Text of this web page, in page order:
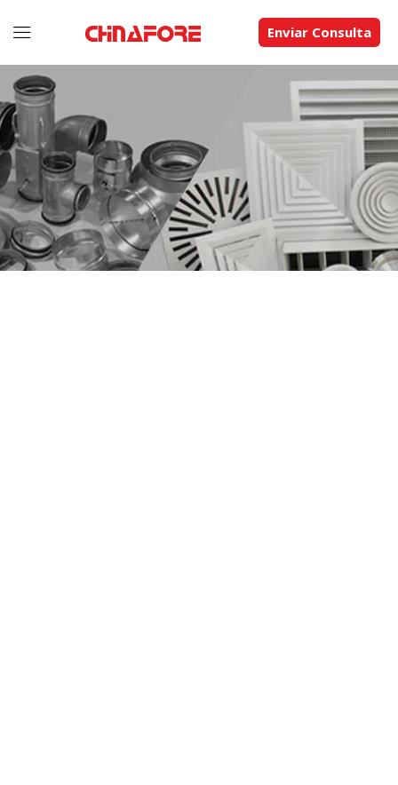
Enviar Consulta